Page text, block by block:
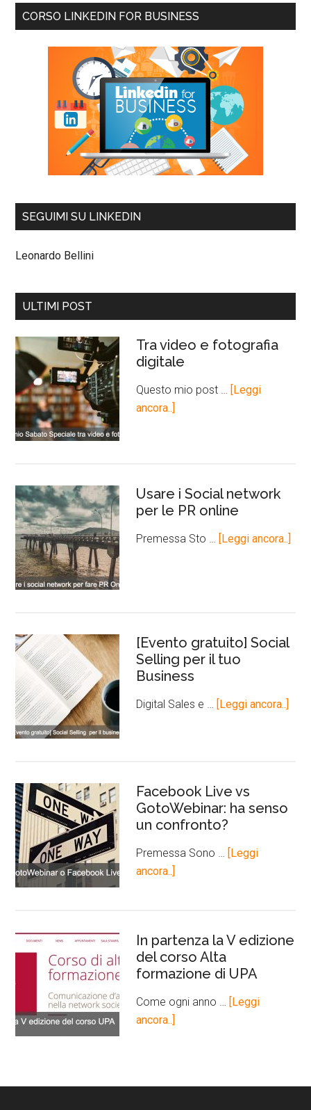
CORSO LINKEDIN FOR BUSINESS
SEGUIMI SU LINKEDIN
Leonardo Bellini
ULTIMI POST
Tra video e fotografia
digitale
Questo mio post …
[Leggi
ancora..]
Usare i Social network
per le PR online
Premessa Sto … [Leggi ancora..]
[Evento gratuito] Social
Selling per il tuo
Business
Digital Sales e … [Leggi ancora..]
Facebook Live vs
GotoWebinar: ha senso
un confronto?
Premessa Sono …
[Leggi
ancora..]
In partenza la V edizione
del corso Alta
formazione di UPA
Come ogni anno …
[Leggi
ancora..]